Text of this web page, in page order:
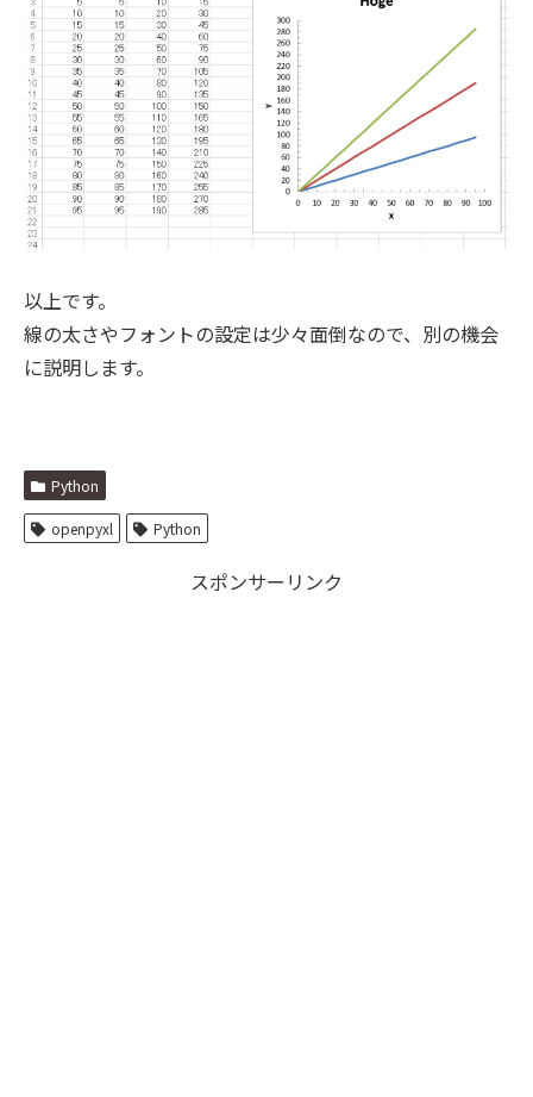
以上です。
線の太さやフォントの設定は少々面倒なので、別の機会
に説明します。
Python
openpyxl Python
スポンサーリンク